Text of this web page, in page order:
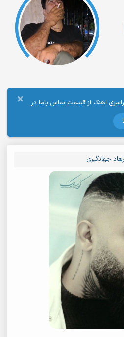
×
آهنگ از قسمت تماس باما در
جهانگیری